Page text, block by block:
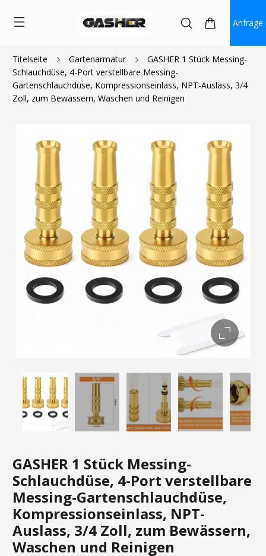
Anfrage
Titelseite Gartenarmatur
GASHER 1 Stück Messing-
Schlauchdüse, 4-Port verstellbare Messing-
Gartenschlauchdüse, Kompressionseinlass, NPT-Auslass, 3/4
Zoll, zum Bewässern, Waschen und Reinigen
GASHER 1 Stück Messing-
Schlauchdüse, 4-Port verstellbare
Messing-Gartenschlauchdüse,
Kompressionseinlass, NPT-
Auslass, 3/4 Zoll, zum Bewässern,
Waschen und Reinigen
$5.00